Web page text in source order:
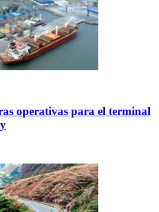
operativas para el terminal